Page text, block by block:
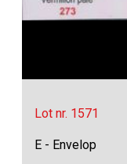
Lot nr. 1571
E - Envelop